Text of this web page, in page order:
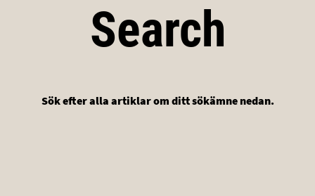
Search
Sök efter alla artiklar om ditt sökämne nedan.